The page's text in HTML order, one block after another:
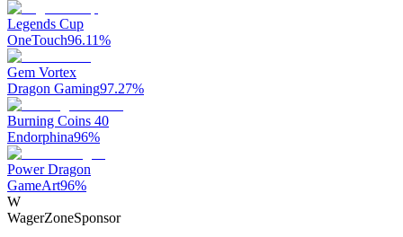
Legends Cup
OneTouch96.11%
Gem Vortex
Dragon Gaming97.27%
Burning Coins 40
Endorphina96%
Power Dragon
GameArt96%
W
WagerZoneSponsor